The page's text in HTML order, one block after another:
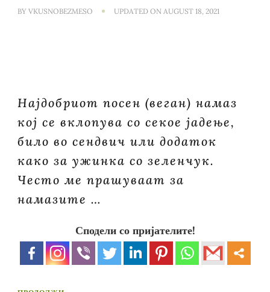
BY VKUSNOBEZMESO UPDATED ON AUGUST 18, 2021
Најдобриот посен (веган) намаз
кој се вклопува со секое јадење,
било во сендвич или додаток
како за ужинка со зеленчук.
Често ме прашуваат за
намазите …
Сподели со пријателите!